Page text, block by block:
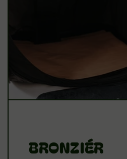
BRONZIÉR